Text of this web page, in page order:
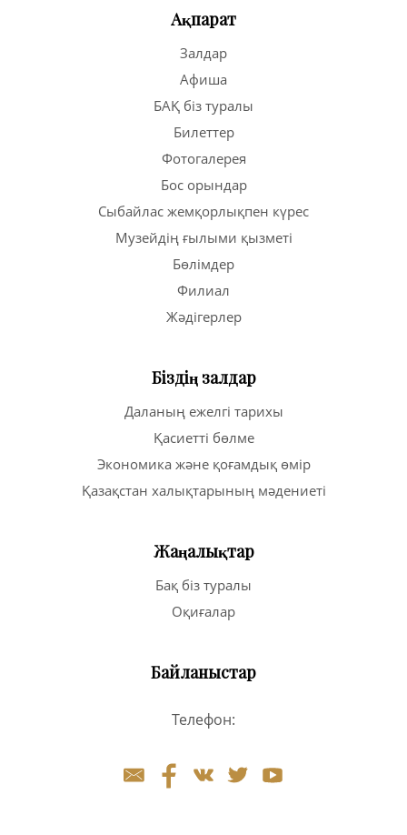
Ақпарат
Залдар
Афиша
БАҚ біз туралы
Билеттер
Фотогалерея
Бос орындар
Сыбайлас жемқорлықпен күрес
Музейдің ғылыми қызметі
Бөлімдер
Филиал
Жәдігерлер
Біздің залдар
Даланың ежелгі тарихы
Қасиетті бөлме
Экономика және қоғамдық өмір
Қазақстан халықтарының мәдениеті
Жаңалықтар
Бақ біз туралы
Оқиғалар
Байланыстар
Телефон: